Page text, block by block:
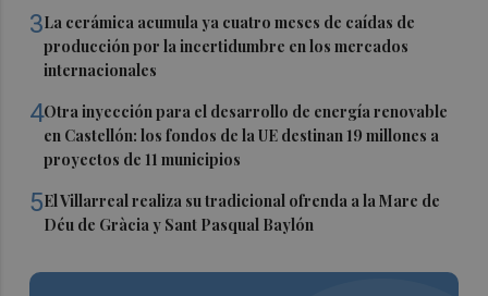
3La cerámica acumula ya cuatro meses de caídas de
producción por la incertidumbre en los mercados
internacionales
4Otra inyección para el desarrollo de energía renovable
en Castellón: los fondos de la UE destinan 19 millones a
proyectos de 11 municipios
5El Villarreal realiza su tradicional ofrenda a la Mare de
Déu de Gràcia y Sant Pasqual Baylón